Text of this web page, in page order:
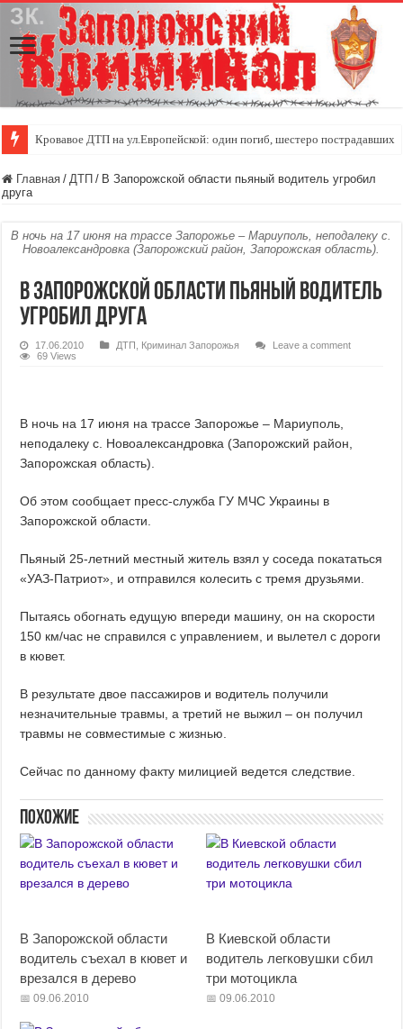
Кровавое ДТП на ул.Европейской: один погиб, шестеро пострадавших
Главная / ДТП / В Запорожской области пьяный водитель угробил
друга
В ночь на 17 июня на трассе Запорожье – Мариуполь, неподалеку с.
Новоалександровка (Запорожский район, Запорожская область).
В Запорожской области пьяный водитель
угробил друга
17.06.2010 ДТП Криминал Запорожья
Leave a comment
69 Views
В ночь на 17 июня на трассе Запорожье – Мариуполь,
неподалеку с. Новоалександровка (Запорожский район,
Запорожская область).
Об этом сообщает пресс-служба ГУ МЧС Украины в
Запорожской области.
Пьяный 25-летний местный житель взял у соседа покататься
«УАЗ-Патриот», и отправился колесить с тремя друзьями.
Пытаясь обогнать едущую впереди машину, он на скорости
150 км/час не справился с управлением, и вылетел с дороги
в кювет.
В результате двое пассажиров и водитель получили
незначительные травмы, а третий не выжил – он получил
травмы не совместимые с жизнью.
Сейчас по данному факту милицией ведется следствие.
Похожие
В Запорожской области
водитель съехал в кювет и
врезался в дерево
09.06.2010
В Киевской области
водитель легковушки сбил
три мотоцикла
09.06.2010